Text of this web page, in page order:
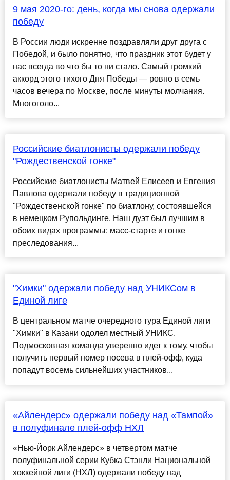
9 мая 2020-го: день, когда мы снова одержали
победу
В России люди искренне поздравляли друг друга с
Победой, и было понятно, что праздник этот будет у
нас всегда во что бы то ни стало. Самый громкий
аккорд этого тихого Дня Победы — ровно в семь
часов вечера по Москве, после минуты молчания.
Многоголо...
Российские биатлонисты одержали победу
"Рождественской гонке"
Российские биатлонисты Матвей Елисеев и Евгения
Павлова одержали победу в традиционной
"Рождественской гонке" по биатлону, состоявшейся
в немецком Рупольдинге. Наш дуэт был лучшим в
обоих видах программы: масс-старте и гонке
преследования...
"Химки" одержали победу над УНИКСом в
Единой лиге
В центральном матче очередного тура Единой лиги
"Химки" в Казани одолел местный УНИКС.
Подмосковная команда уверенно идет к тому, чтобы
получить первый номер посева в плей-офф, куда
попадут восемь сильнейших участников...
«Айлендерс» одержали победу над «Тампой»
в полуфинале плей-офф НХЛ
«Нью-Йорк Айлендерс» в четвертом матче
полуфинальной серии Кубка Стэнли Национальной
хоккейной лиги (НХЛ) одержали победу над